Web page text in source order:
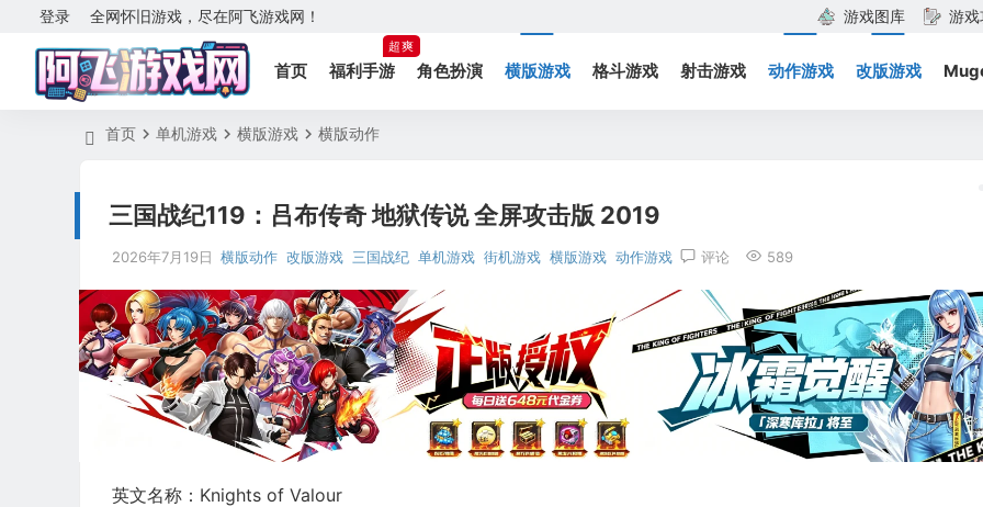
全网怀旧游戏，尽在阿飞游戏网！
登录 游戏图库 游
首页 福利手游
超爽
角色扮演 横版游戏 格斗游戏 射击游戏 动作游戏 改版游戏
首页 单机游戏 横版游戏 横版动作
三国战纪119：吕布传奇 地狱传说 全屏攻击版 2019
2026年7月19日 横版动作 改版游戏 三国战纪 单机游戏 街机游戏 横版游戏 动作游戏 评论 589
英文名称：Knights of Valour